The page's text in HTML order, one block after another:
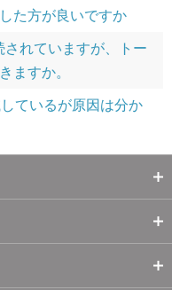
た方が良いですか
れていますが、トー
ますか。
ているが原因は分か